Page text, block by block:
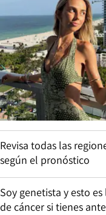
Revisa todas las
según el pronóstico
Soy genetista y esto
de cáncer si tienes